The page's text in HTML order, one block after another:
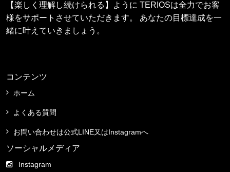
【楽しく理解し続けられる】ように TERIOSは全力でお客
様をサポートさせていただきます。 あなたの目標達成を一
緒に叶えていきましょう。
コンテンツ
ホーム
よくある質問
お問い合わせは公式LINE又はInstagramへ
ソーシャルメディア
Instagram